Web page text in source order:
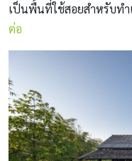
เป็นพื้นที่ใช้สอยสำหรับทำ
ต่อ